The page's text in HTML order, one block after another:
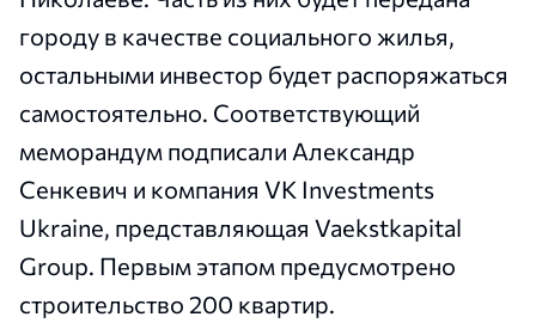
городу в качестве социального жилья,
остальными инвестор будет распоряжаться
самостоятельно. Соответствующий
меморандум подписали Александр
Сенкевич и компания VK Investments
Ukraine, представляющая Vaekstkapital
Group. Первым этапом предусмотрено
строительство 200 квартир.